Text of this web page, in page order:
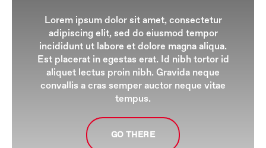
Lorem ipsum dolor sit amet, consectetur
adipiscing elit, sed do eiusmod tempor
incididunt ut labore et dolore magna aliqua.
Est placerat in egestas erat. Id nibh tortor id
aliquet lectus proin nibh. Gravida neque
convallis a cras semper auctor neque vitae
tempus.
GO THERE